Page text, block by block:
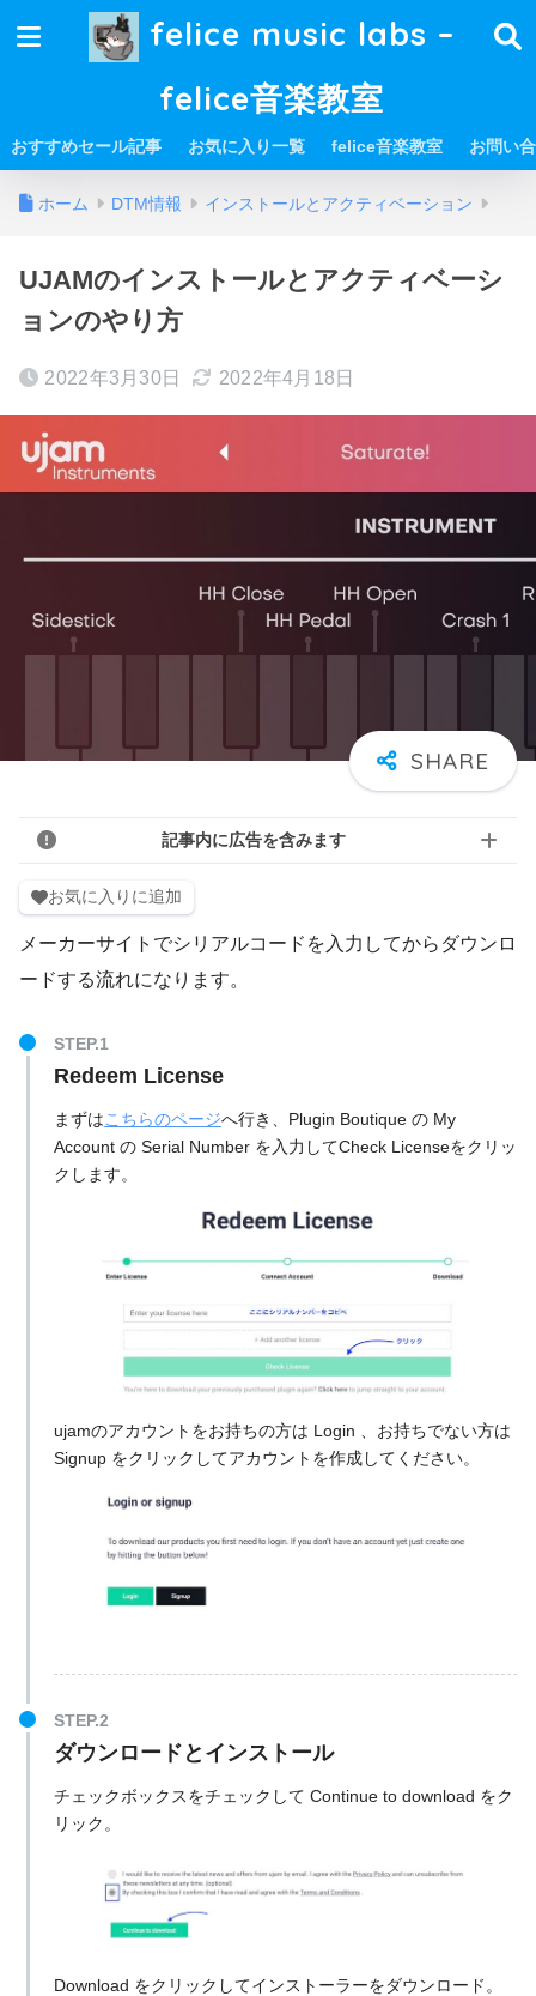
felice music labs –
felice音楽教室
おすすめセール記事 お気に入り一覧 felice音楽教室 お問い
ホーム DTM情報 インストールとアクティベーション
UJAMのインストールとアクティベーシ
ョンのやり方
2022年3月30日 2022年4月18日
記事内に広告を含みます
お気に入りに追加
メーカーサイトでシリアルコードを入力してからダウンロ
ードする流れになります。
Redeem License
まずはこちらのページへ行き、Plugin Boutique の My
Account の Serial Number を入力してCheck Licenseをクリッ
クします。
ujamのアカウントをお持ちの方は Login 、お持ちでない方は
Signup をクリックしてアカウントを作成してください。
ダウンロードとインストール
チェックボックスをチェックして Continue to download をク
リック。
Download をクリックしてインストーラーをダウンロード。